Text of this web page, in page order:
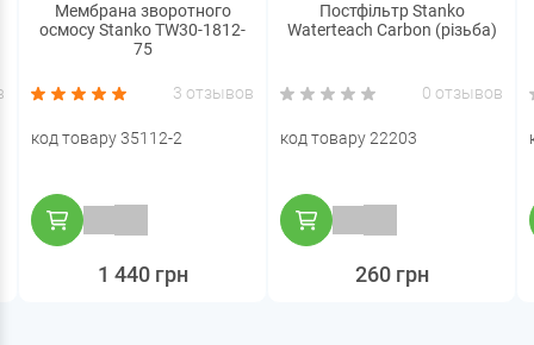
Мембрана зворотного
осмосу Stanko TW30-1812-
75
3 отзывов
код товару 35112-2
1 440 грн
Постфільтр Stanko
Waterteach Carbon (різьба)
0 отзывов
код товару 22203
260 грн